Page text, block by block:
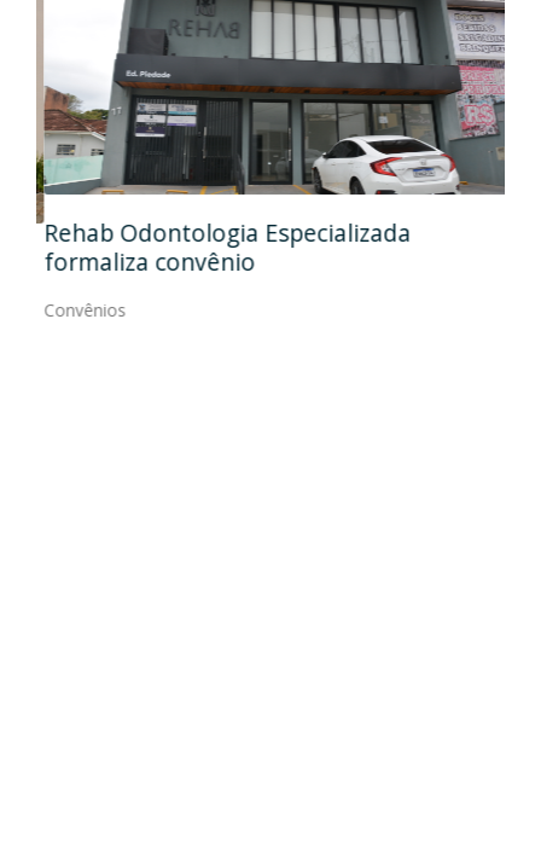
Rehab Odontologia Especializada
formaliza convênio
Convênios